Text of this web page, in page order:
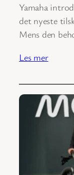
Yamaha
det nyeste
Mens den
Les mer